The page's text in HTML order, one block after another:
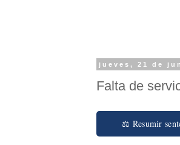
jueves, 21 de
Falta de
⚖ Resumir